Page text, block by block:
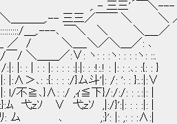
,. - 三三'´￣＼---
＿＿,.-- 三三／￣￣ ＼ ＼
＿,.---､ ￣＼ ＼ ＼＿_／
/ ＼＿_＼／＼＿／: ､
＿／:∨: ヽ: : :ヽ: : : :ヽ: ::.
|: : : : :|:|: : :!:.! : |: : :､: :{: : }
:{: : : :/}ム斗'|: /: ': : }:.:|:∨
:/ ,ｨ≦下}/:/:/: : :.:|: |
弋zｿ ,|:/}':|: : : :|: | でも
､ ,:}': |: ,: : :∧:|